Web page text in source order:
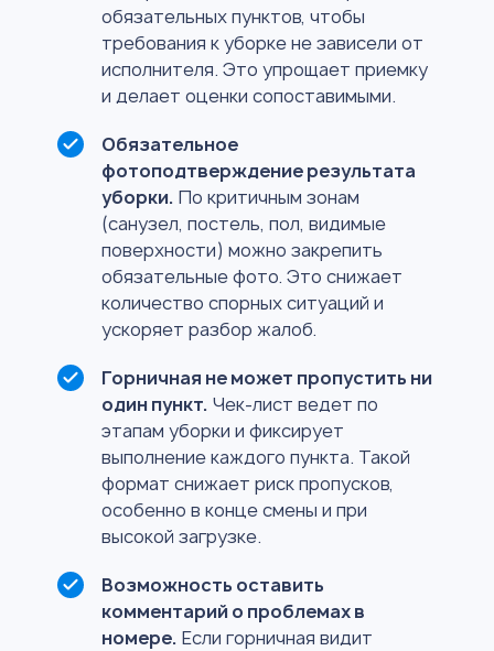
обязательных пунктов, чтобы
требования к уборке не зависели от
исполнителя. Это упрощает приемку
и делает оценки сопоставимыми.
Обязательное
фотоподтверждение результата
уборки. По критичным зонам
(санузел, постель, пол, видимые
поверхности) можно закрепить
обязательные фото. Это снижает
количество спорных ситуаций и
ускоряет разбор жалоб.
Горничная не может пропустить ни
один пункт. Чек-лист ведет по
этапам уборки и фиксирует
выполнение каждого пункта. Такой
формат снижает риск пропусков,
особенно в конце смены и при
высокой загрузке.
Возможность оставить
комментарий о проблемах в
номере. Если горничная видит